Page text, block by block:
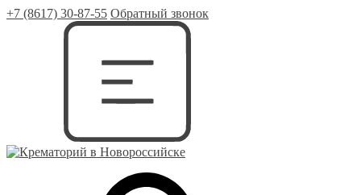
+7 (8617) 30-87-55 Обратный звонок